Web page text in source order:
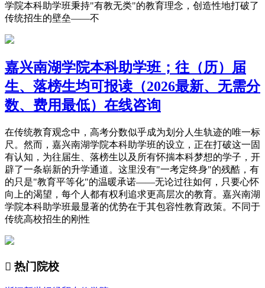
学院本科助学班秉持"有教无类"的教育理念，创造性地打破了
传统招生的壁垒——不
嘉兴南湖学院本科助学班；往（历）届
生、落榜生均可报读（2026最新、无需分
数、费用最低）在线咨询
在传统教育观念中，高考分数似乎成为划分人生轨迹的唯一标
尺。然而，嘉兴南湖学院本科助学班的设立，正在打破这一固
有认知，为往届生、落榜生以及所有怀揣本科梦想的学子，开
辟了一条崭新的升学通道。这里没有"一考定终身"的残酷，有
的只是"教育平等化"的温暖承诺——无论过往如何，只要心怀
向上的渴望，每个人都有权利追求更高层次的教育。嘉兴南湖
学院本科助学班最显著的优势在于其包容性教育政策。不同于
传统高校招生的刚性
 热门院校